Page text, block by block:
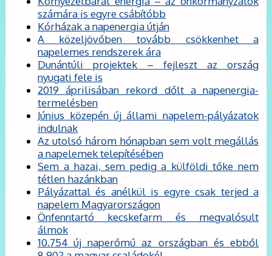
számára is egyre csábítóbb
Kórházak a napenergia útján
A közeljövőben tovább csökkenhet a
napelemes rendszerek ára
Dunántúli projektek – fejleszt az ország
nyugati fele is
2019 áprilisában rekord dőlt a napenergia-
termelésben
Június közepén új állami napelem-pályázatok
indulnak
Az utolsó három hónapban sem volt megállás
a napelemek telepítésében
Sem a hazai, sem pedig a külföldi tőke nem
tétlen hazánkban
Pályázattal és anélkül is egyre csak terjed a
napelem Magyarországon
Önfenntartó kecskefarm és megvalósult
álmok
10.754 új naperőmű az országban és ebből